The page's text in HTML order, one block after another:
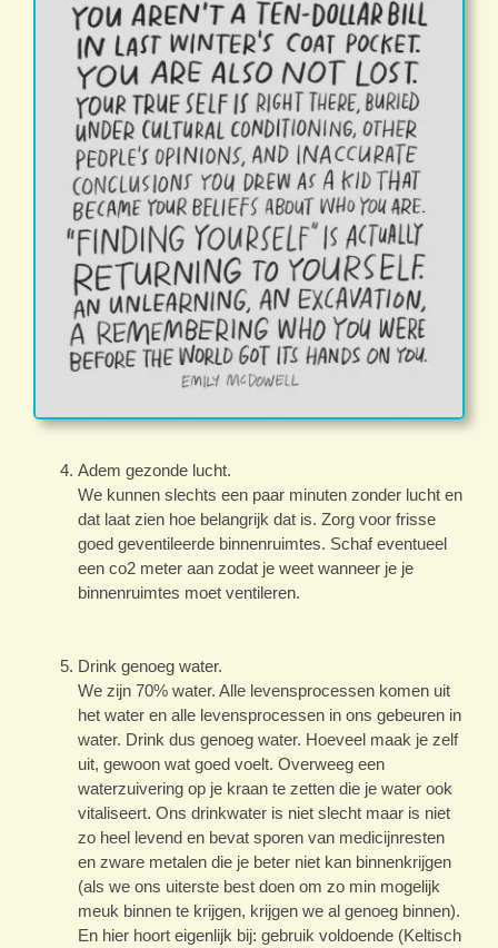
Adem gezonde lucht.
We kunnen slechts een paar minuten zonder lucht en
dat laat zien hoe belangrijk dat is. Zorg voor frisse
goed geventileerde binnenruimtes. Schaf eventueel
een co2 meter aan zodat je weet wanneer je je
binnenruimtes moet ventileren.
Drink genoeg water.
We zijn 70% water. Alle levensprocessen komen uit
het water en alle levensprocessen in ons gebeuren in
water. Drink dus genoeg water. Hoeveel maak je zelf
uit, gewoon wat goed voelt. Overweeg een
waterzuivering op je kraan te zetten die je water ook
vitaliseert. Ons drinkwater is niet slecht maar is niet
zo heel levend en bevat sporen van medicijnresten
en zware metalen die je beter niet kan binnenkrijgen
(als we ons uiterste best doen om zo min mogelijk
meuk binnen te krijgen, krijgen we al genoeg binnen).
En hier hoort eigenlijk bij: gebruik voldoende (Keltisch